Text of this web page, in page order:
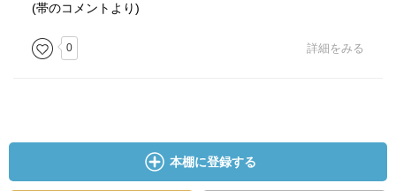
(帯のコメントより)
0 詳細をみる
本棚に登録する